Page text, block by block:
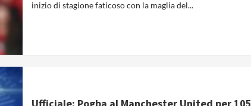
inizio di stagione faticoso con la maglia del...
Ufficiale: Pogba al Manchester United per 105